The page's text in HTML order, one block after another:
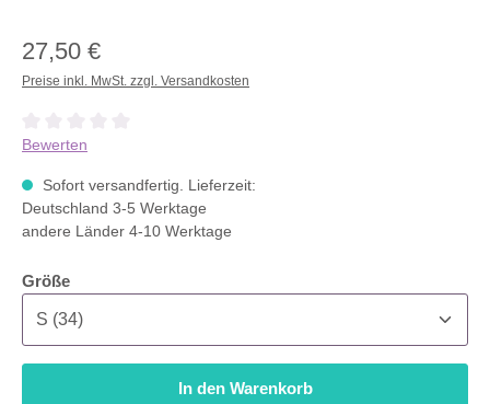
27,50 €
Preise inkl. MwSt. zzgl. Versandkosten
Durchschnittliche Bewertung von 0 von 5 Sternen
Bewerten
Sofort versandfertig. Lieferzeit:
Deutschland 3-5 Werktage
andere Länder 4-10 Werktage
Größeauswählen
In den Warenkorb